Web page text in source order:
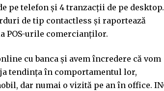
pe telefon și 4 tranzacții de pe desktop.
de tip contactless și raportează
POS-urile comercianților.
cu banca și avem încredere că vom
tendința în comportamentul lor,
dar numai o vizită pe an în office.